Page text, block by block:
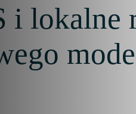
i lokalne